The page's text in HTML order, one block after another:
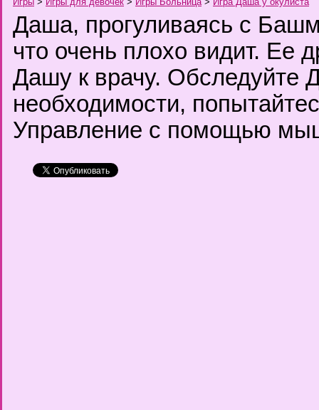
Даша, прогуливаясь с
что очень плохо видит. Ее
Дашу к врачу. Обследуйте
необходимости,
Управление с помощью